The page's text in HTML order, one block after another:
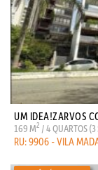
UM IDEA!ZARVOS
169 M2 / 4 QUARTOS
RU: 9906 - VILA